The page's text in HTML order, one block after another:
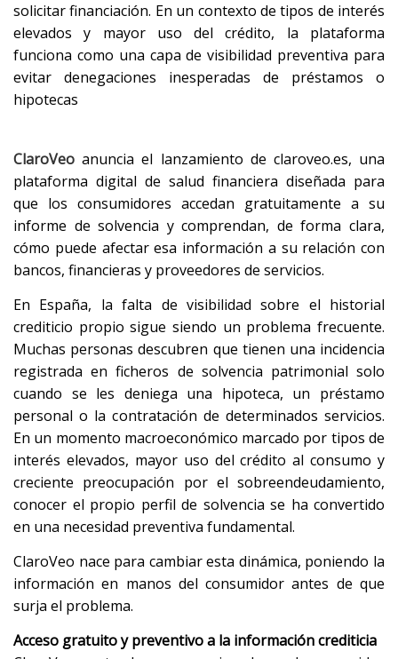
solicitar financiación. En un contexto de tipos de interés
elevados y mayor uso del crédito, la plataforma
funciona como una capa de visibilidad preventiva para
evitar denegaciones inesperadas de préstamos o
hipotecas
ClaroVeo anuncia el lanzamiento de claroveo.es, una
plataforma digital de salud financiera diseñada para
que los consumidores accedan gratuitamente a su
informe de solvencia y comprendan, de forma clara,
cómo puede afectar esa información a su relación con
bancos, financieras y proveedores de servicios.
En España, la falta de visibilidad sobre el historial
crediticio propio sigue siendo un problema frecuente.
Muchas personas descubren que tienen una incidencia
registrada en ficheros de solvencia patrimonial solo
cuando se les deniega una hipoteca, un préstamo
personal o la contratación de determinados servicios.
En un momento macroeconómico marcado por tipos de
interés elevados, mayor uso del crédito al consumo y
creciente preocupación por el sobreendeudamiento,
conocer el propio perfil de solvencia se ha convertido
en una necesidad preventiva fundamental.
ClaroVeo nace para cambiar esta dinámica, poniendo la
información en manos del consumidor antes de que
surja el problema.
Acceso gratuito y preventivo a la información crediticia